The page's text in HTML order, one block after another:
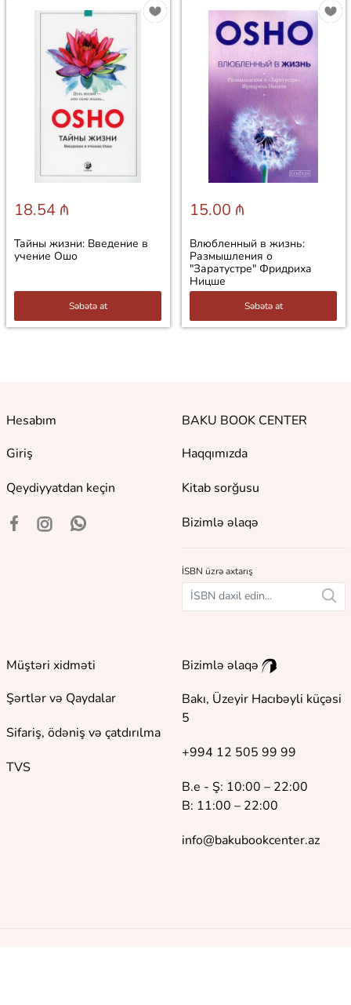
18.54 ₼
Тайны жизни: Введение в
учение Ошо
Səbətə at
15.00 ₼
Влюбленный в жизнь:
Размышления о
"Заратустре" Фридриха
Ницше
Səbətə at
Hesabım
Giriş
Qeydiyyatdan keçin
BAKU BOOK CENTER
Haqqımızda
Kitab sorğusu
Bizimlə əlaqə
İSBN üzrə axtarış
Müştəri xidməti
Şərtlər və Qaydalar
Sifariş, ödəniş və çatdırılma
TVS
Bizimlə əlaqə
Bakı, Üzeyir Hacıbəyli küçəsi
5
+994 12 505 99 99
B.e - Ş: 10:00 – 22:00
B: 11:00 – 22:00
info@bakubookcenter.az